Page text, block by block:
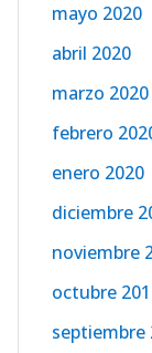
mayo 2020
abril 2020
marzo 2020
febrero
enero 2020
diciembre
noviembre
octubre
septiembre